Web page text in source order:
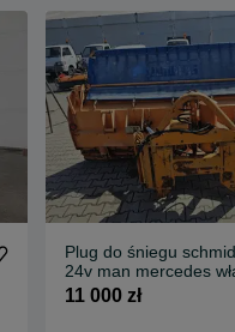
Plug do śniegu
24v man mercedes
naped elektryczny
11 000 zł